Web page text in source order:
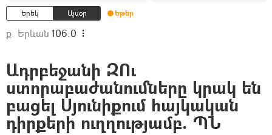
Երեկ Այսօր Եթեր
ք. Երևան 106.0
Ադրբեջանի ԶՈւ
ստորաբաժանումները կրակ են
բացել Սյունիքում հայկական
դիրքերի ուղղությամբ. ՊՆ